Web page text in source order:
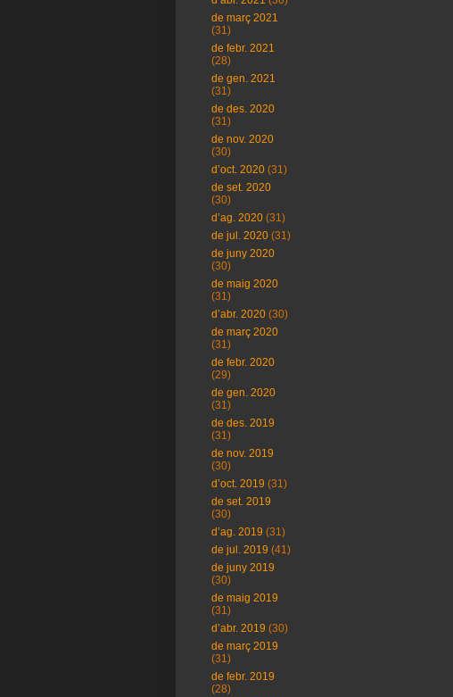
de març 2021
(31)
de febr. 2021
(28)
de gen. 2021
(31)
de des. 2020
(31)
de nov. 2020
(30)
d’oct. 2020 (31)
de set. 2020
(30)
d’ag. 2020 (31)
de jul. 2020 (31)
de juny 2020
(30)
de maig 2020
(31)
d’abr. 2020 (30)
de març 2020
(31)
de febr. 2020
(29)
de gen. 2020
(31)
de des. 2019
(31)
de nov. 2019
(30)
d’oct. 2019 (31)
de set. 2019
(30)
d’ag. 2019 (31)
de jul. 2019 (41)
de juny 2019
(30)
de maig 2019
(31)
d’abr. 2019 (30)
de març 2019
(31)
de febr. 2019
(28)